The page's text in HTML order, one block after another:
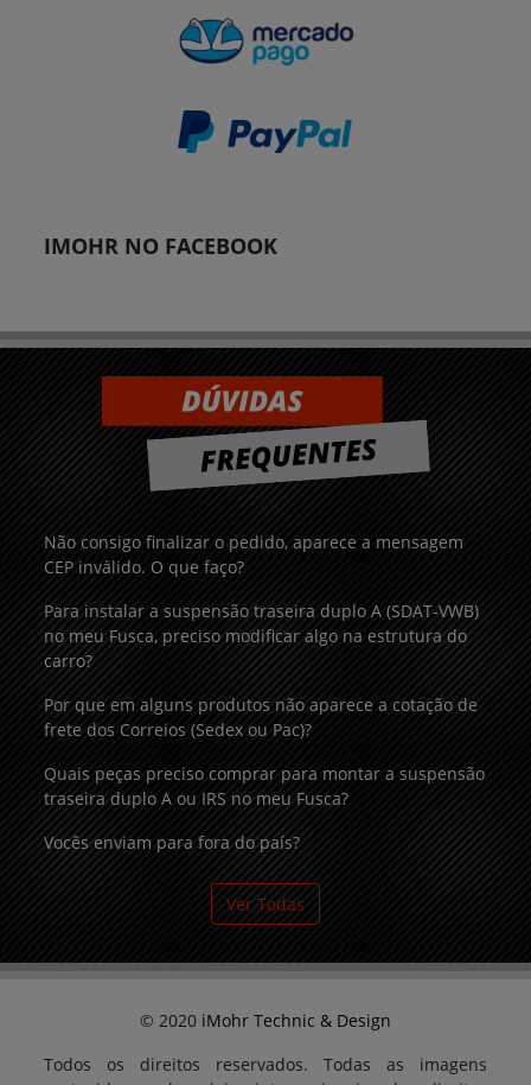
IMOHR NO FACEBOOK
Não consigo finalizar o pedido, aparece a mensagem
CEP inválido. O que faço?
Para instalar a suspensão traseira duplo A (SDAT-VWB)
no meu Fusca, preciso modificar algo na estrutura do
carro?
Por que em alguns produtos não aparece a cotação de
frete dos Correios (Sedex ou Pac)?
Quais peças preciso comprar para montar a suspensão
traseira duplo A ou IRS no meu Fusca?
Vocês enviam para fora do país?
Ver Todas
© 2020 iMohr Technic & Design
Todos os direitos reservados. Todas as imagens